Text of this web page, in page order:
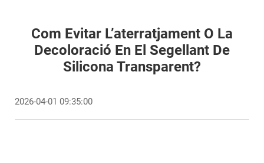
Com Evitar L’aterratjament O La
Decoloració En El Segellant De
Silicona Transparent?
2026-04-01 09:35:00